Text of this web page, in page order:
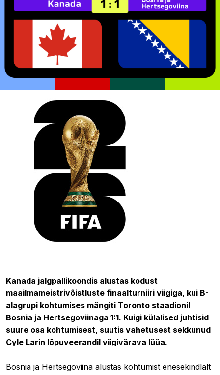
Kanada jalgpallikoondis alustas kodust
maailmameistrivõistluste finaalturniiri viigiga, kui B-
alagrupi kohtumises mängiti Toronto staadionil
Bosnia ja Hertsegoviinaga 1:1. Kuigi külalised juhtisid
suure osa kohtumisest, suutis vahetusest sekkunud
Cyle Larin lõpuveerandil viigivärava lüüa.
Bosnia ja Hertsegoviina alustas kohtumist enesekindlalt